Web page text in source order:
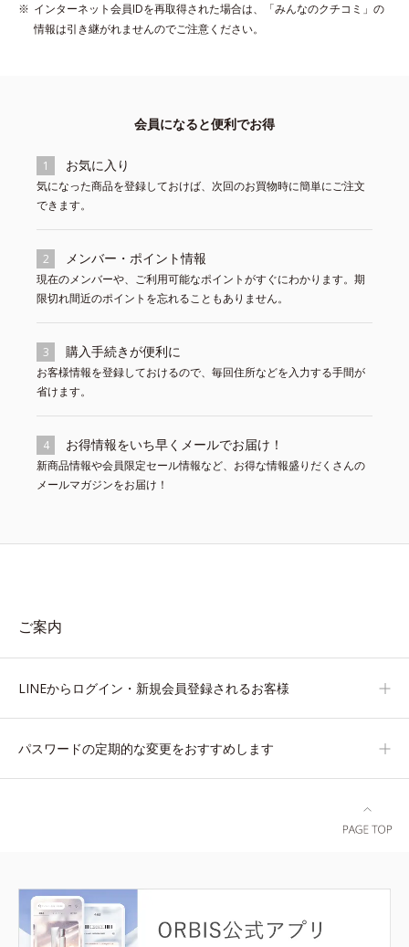
インターネット会員IDを再取得された場合は、「みんなのクチコミ」の
情報は引き継がれませんのでご注意ください。
会員になると便利でお得
1 お気に入り
気になった商品を登録しておけば、次回のお買物時に簡単にご注文
できます。
2 メンバー・ポイント情報
現在のメンバーや、ご利用可能なポイントがすぐにわかります。期
限切れ間近のポイントを忘れることもありません。
3 購入手続きが便利に
お客様情報を登録しておけるので、毎回住所などを入力する手間が
省けます。
4 お得情報をいち早くメールでお届け！
新商品情報や会員限定セール情報など、お得な情報盛りだくさんの
メールマガジンをお届け！
ご案内
LINEからログイン・新規会員登録されるお客様
パスワードの定期的な変更をおすすめします